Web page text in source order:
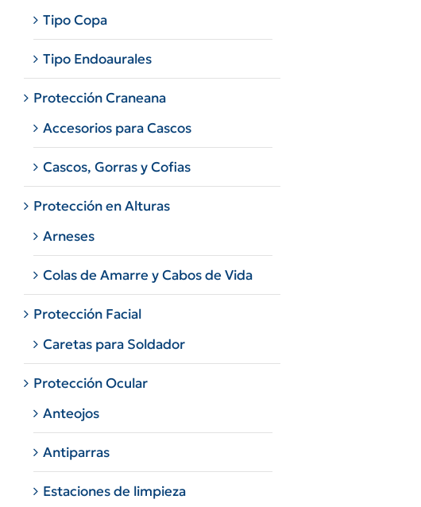
Tipo Copa
Tipo Endoaurales
Protección Craneana
Accesorios para Cascos
Cascos, Gorras y Cofias
Protección en Alturas
Arneses
Colas de Amarre y Cabos de Vida
Protección Facial
Caretas para Soldador
Protección Ocular
Anteojos
Antiparras
Estaciones de limpieza